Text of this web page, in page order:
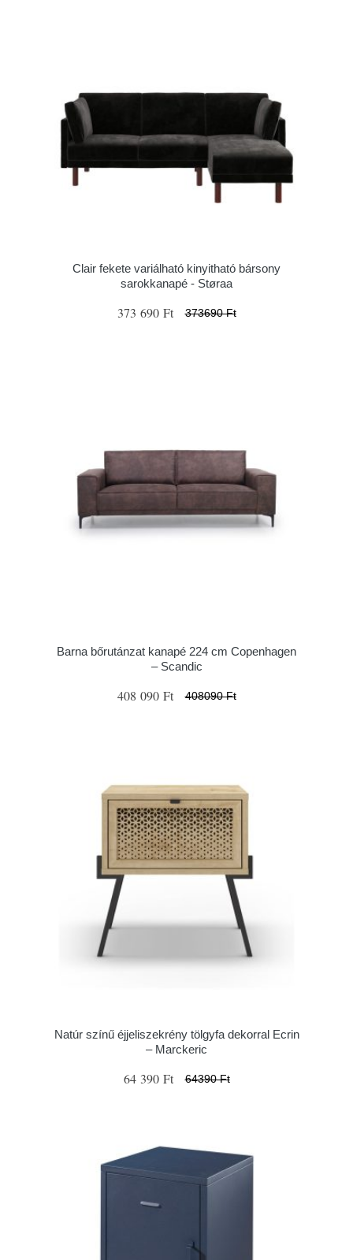
Clair fekete variálható kinyitható bársony
sarokkanapé - Støraa
373 690 Ft 373690 Ft
Barna bőrutánzat kanapé 224 cm Copenhagen
– Scandic
408 090 Ft 408090 Ft
Natúr színű éjjeliszekrény tölgyfa dekorral Ecrin
– Marckeric
64 390 Ft 64390 Ft